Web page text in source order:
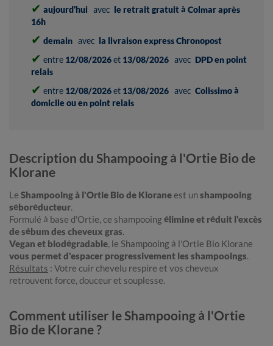
✔ aujourd'hui avec le retrait gratuit à Colmar après
16h
✔ demain avec la livraison express Chronopost
✔ entre 12/08/2026et 13/08/2026 avec DPD en point
relais
✔ entre 12/08/2026et 13/08/2026 avec Colissimo à
domicile ou en point relais
Description du Shampooing à l'Ortie Bio de
Klorane
Le Shampooing à l'Ortie Bio de Kloraneest unshampooing
séboréducteur.
Formulé à base d'Ortie, ce shampooingélimine et réduit l'excès
de sébum des cheveux gras.
Vegan et biodégradable, le Shampooing à l'Ortie Bio Klorane
vous permet d'espacer progressivement les shampooings.
Résultats : Votre cuir chevelu respire et vos cheveux
retrouvent force, douceur et souplesse.
Comment utiliser le Shampooing à l'Ortie
Bio de Klorane ?